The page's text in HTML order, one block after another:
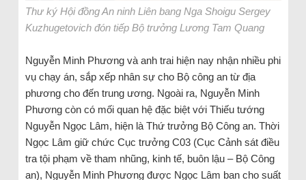
Thư ký Hội đồng An ninh Liên bang Nga Shoigu Sergey
Kuzhugetovich đón tiếp Bộ trưởng Lương Tam Quang
Nguyễn Minh Phương và anh trai hiện nay nhận nhiều phi
vụ chạy án, sắp xếp nhân sự cho Bộ công an từ địa
phương cho đến trung ương. Ngoài ra, Nguyễn Minh
Phương còn có mối quan hệ đặc biệt với Thiếu tướng
Nguyễn Ngọc Lâm, hiện là Thứ trưởng Bộ Công an. Thời
Ngọc Lâm giữ chức Cục trưởng C03 (Cục Cảnh sát điều
tra tội phạm về tham nhũng, kinh tế, buôn lậu – Bộ Công
an), Nguyễn Minh Phương được Ngọc Lâm ban cho suất